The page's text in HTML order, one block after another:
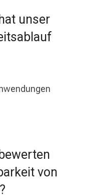
unser
von
?